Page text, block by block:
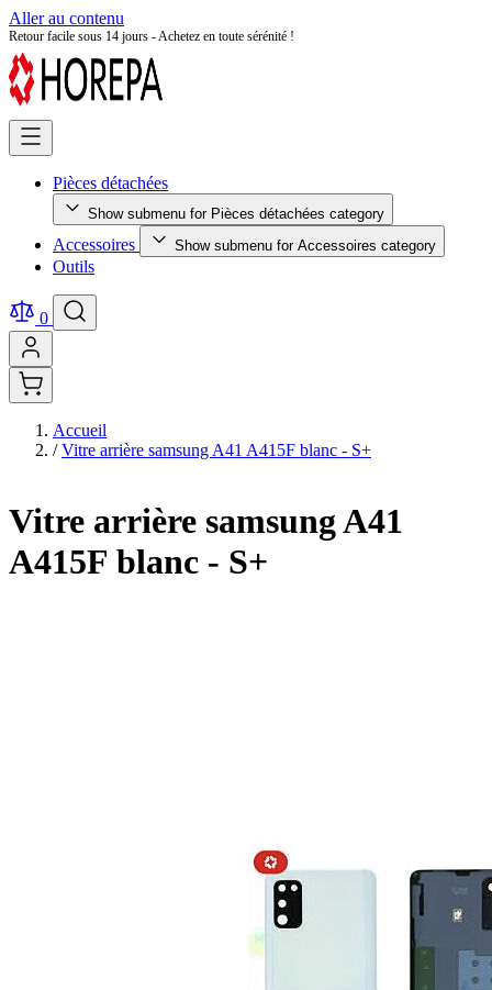
Aller au contenu
Retour facile sous 14 jours - Achetez en toute sérénité !
Pièces détachées
Show submenu for Pièces détachées category
Accessoires Show submenu for Accessoires category
Outils
0
Accueil
/ Vitre arrière samsung A41 A415F blanc - S+
Vitre arrière samsung A41
A415F blanc - S+